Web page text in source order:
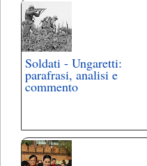
Soldati - Ungaretti:
parafrasi, analisi e
commento